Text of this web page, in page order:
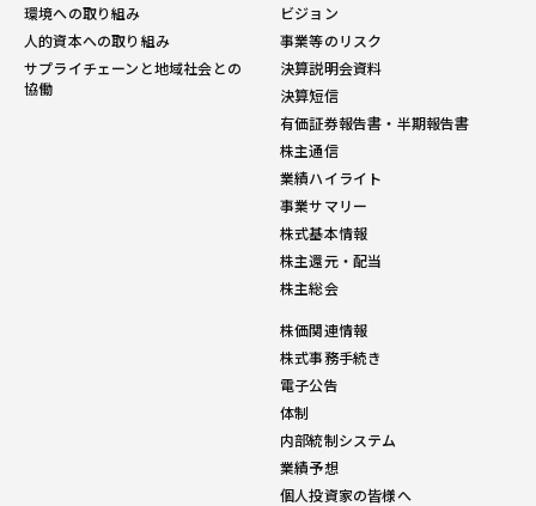
環境への取り組み
人的資本への取り組み
サプライチェーンと地域社会との
協働
ビジョン
事業等のリスク
決算説明会資料
決算短信
有価証券報告書・半期報告書
株主通信
業績ハイライト
事業サマリー
株式基本情報
株主還元・配当
株主総会
株価関連情報
株式事務手続き
電子公告
体制
内部統制システム
業績予想
個人投資家の皆様へ